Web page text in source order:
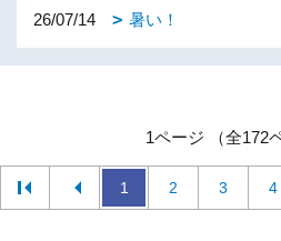
26/07/14 暑い！
1ページ （全172
1 2 3 4